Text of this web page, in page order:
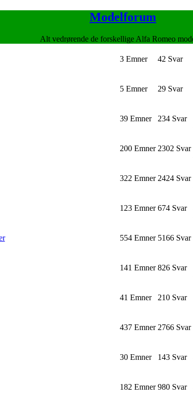
Modelforum
Alt vedrørende de forskellige Alfa Romeo
3 Emner 42 Svar
5 Emner 29 Svar
39 Emner 234 Svar
200 Emner 2302 Svar
322 Emner 2424 Svar
123 Emner 674 Svar
554 Emner 5166 Svar
141 Emner 826 Svar
41 Emner 210 Svar
437 Emner 2766 Svar
30 Emner 143 Svar
182 Emner 980 Svar